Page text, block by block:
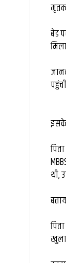
बेड
इसके
थी,
मिस्टर
बातचीत,
नौकरी:
के